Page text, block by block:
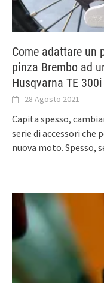
Come adattare un
pinza Brembo ad
Husqvarna TE
28 Agosto 2021
Capita spesso,
serie di accessori
nuova moto. Spesso,